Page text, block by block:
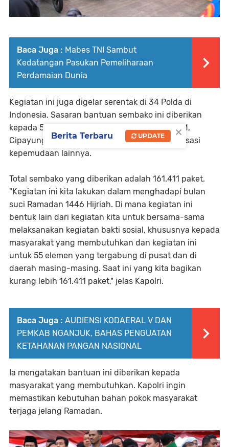
Baca Juga : Mabes TNI Sambut
Kedatangan Pasukan Pemeliharaan
Perdamaian Dunia
Kegiatan ini juga digelar serentak di 34 Polda di
Indonesia. Sasaran bantuan sembako ini diberikan
kepada 55 elemen yang terdiri dari aliansi BEM,
Cipayung Plus, BEM non aliansi hingga organisasi
kepemudaan lainnya.
Total sembako yang diberikan adalah 161.411 paket.
"Kegiatan ini kita lakukan dalam menghadapi bulan
suci Ramadan 1446 Hijriah. Di mana kegiatan ini
bentuk lain dari kegiatan kita untuk bersama-sama
melaksanakan kegiatan bakti sosial, khususnya kepada
masyarakat yang membutuhkan dan kegiatan ini
untuk 55 elemen yang tergabung di pusat dan di
daerah masing-masing. Saat ini yang kita bagikan
kurang lebih 161.411 paket," jelas Kapolri.
Baca Juga : AUDIENSI KODAERAL V DAN
PEMKAB NGANJUK, BAHAS PENGUATAN
KETAHANAN PANGAN NASIONAL
Ia mengatakan bantuan ini diberikan kepada
masyarakat yang membutuhkan. Kapolri ingin
memastikan kebutuhan bahan pokok masyarakat
terjaga jelang Ramadan.
×
Berita Terbaru UPDATE